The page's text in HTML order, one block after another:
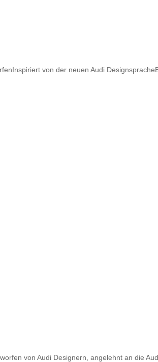
von der neuen Audi
von Audi Designern, angelehnt an die